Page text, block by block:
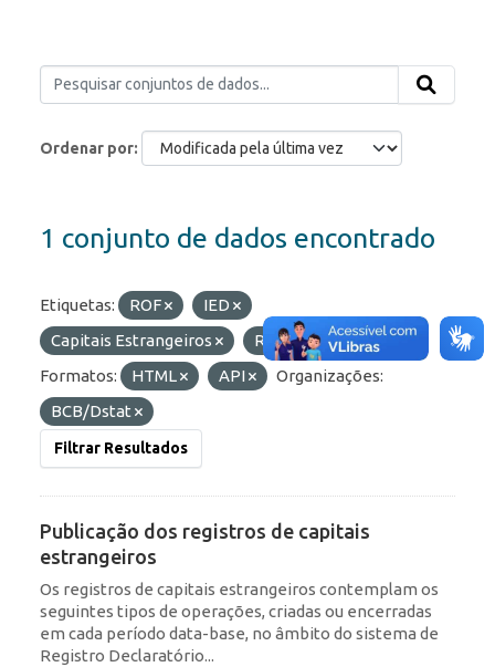
Ordenar por
1 conjunto de dados encontrado
Etiquetas: ROF
IED
Capitais Estrangeiros
RDE
Portfólio
Formatos:
HTML API
Organizações:
BCB/Dstat
Filtrar Resultados
Publicação dos registros de capitais
estrangeiros
Os registros de capitais estrangeiros contemplam os
seguintes tipos de operações, criadas ou encerradas
em cada período data-base, no âmbito do sistema de
Registro Declaratório...